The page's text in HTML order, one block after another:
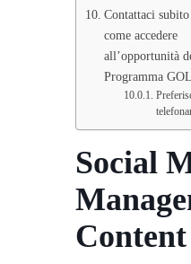
Contattaci
come accedere
all’opportunità
Programma GOL
Social